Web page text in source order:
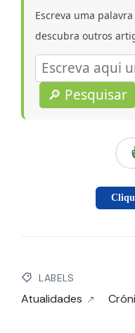
Escreva uma
descubra outros
🔎 Pesquisar
LABELS
Atualidades